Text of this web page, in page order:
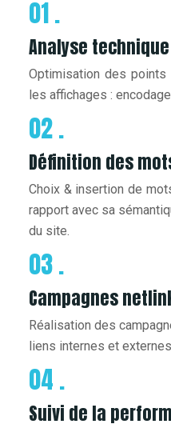
01 .
Analyse
Optimisation des
les affichages :
02 .
Définition des
Choix & insertion de
rapport avec sa
du site.
03 .
Campagnes
Réalisation des
liens internes et
04 .
Suivi de la